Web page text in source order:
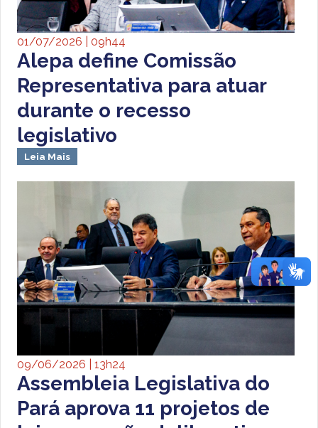
01/07/2026 | 09h44
Alepa define Comissão
Representativa para atuar
durante o recesso
legislativo
Leia Mais
09/06/2026 | 13h24
Assembleia Legislativa do
Pará aprova 11 projetos de